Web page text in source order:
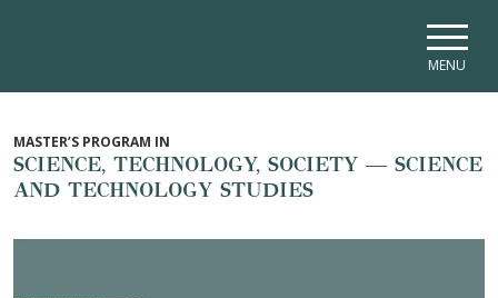
MENU
MASTER’S PROGRAM IN
SCIENCE, TECHNOLOGY, SOCIETY — SCIENCE
AND TECHNOLOGY STUDIES